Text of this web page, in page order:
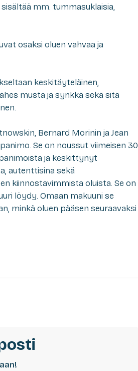
mm. tummasuklaisia,
osaksi oluen vahvaa ja
keskitäyteläinen,
musta ja synkkä sekä sitä
Bernard Morinin ja Jean
Se on noussut viimeisen 30
ja keskittynyt
autenttisina sekä
kiinnostavimmista oluista. Se on
löydy. Omaan makuuni se
minkä oluen pääsen seuraavaksi